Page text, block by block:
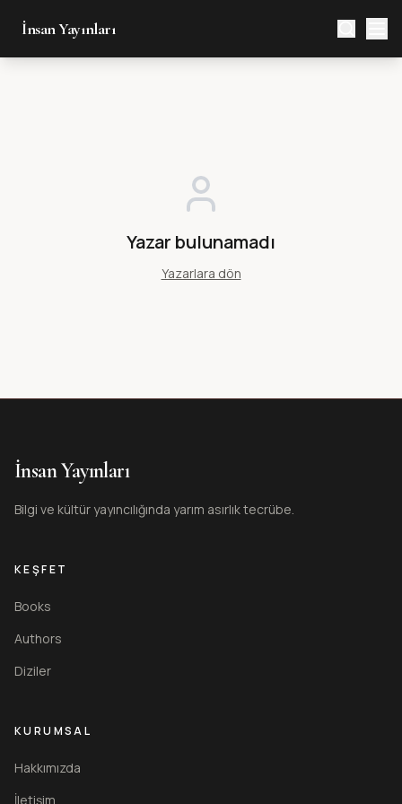
İnsan Yayınları
Yazar bulunamadı
Yazarlara dön
İnsan Yayınları
Bilgi ve kültür yayıncılığında yarım asırlık tecrübe.
KEŞFET
Books
Authors
Diziler
KURUMSAL
Hakkımızda
İletişim